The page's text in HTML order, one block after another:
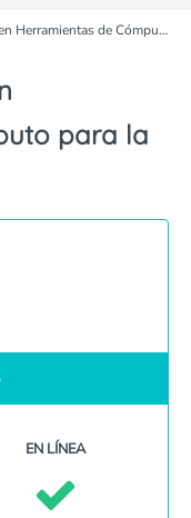
Anáhuac Diplomado en Herramientas de Cómputo para la Comunicación Visual
para la
EN LÍNEA